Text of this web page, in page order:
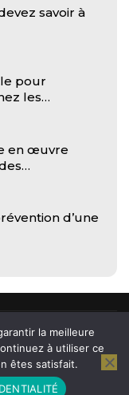
savoir à
pour
les…
en œuvre
d’une
Rights Reserved.
la meilleure
à utiliser ce
êtes satisfait.